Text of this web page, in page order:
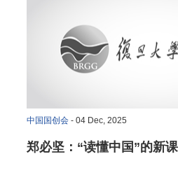
中国国创会- 04 Dec, 2025
郑必坚：“读懂中国”的新